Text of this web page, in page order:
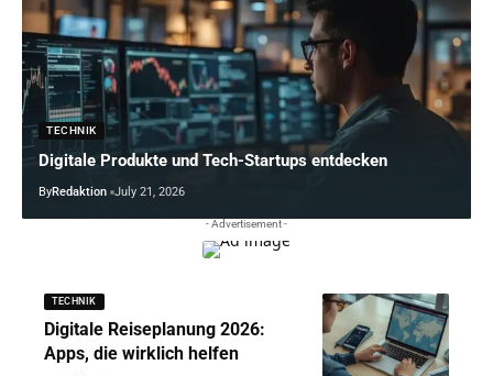
TECHNIK
Digitale Produkte und Tech-Startups entdecken
ByRedaktion July 21, 2026
- Advertisement -
TECHNIK
Digitale Reiseplanung 2026:
Apps, die wirklich helfen